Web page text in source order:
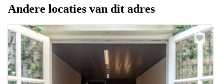
Andere locaties van dit adres